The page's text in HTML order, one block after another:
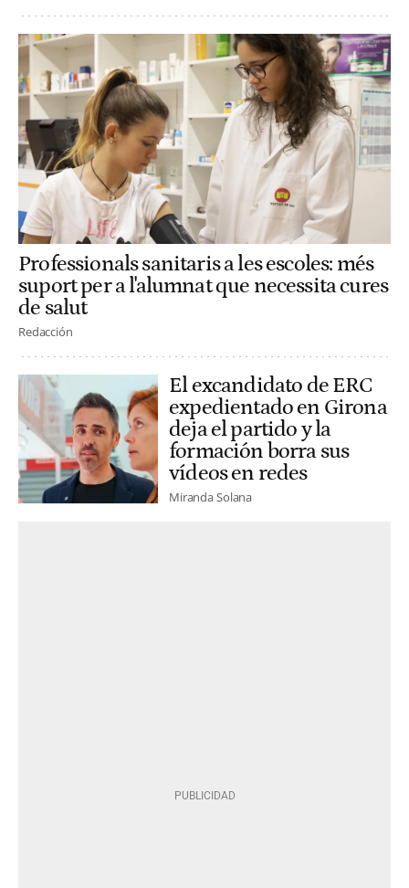
Professionals sanitaris a les escoles: més
suport per a l'alumnat que necessita cures
de salut
Redacción
El excandidato de ERC
expedientado en Girona
deja el partido y la
formación borra sus
vídeos en redes
Miranda Solana